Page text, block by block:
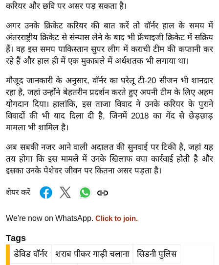
इं
या
सा
हि
ज
ग
त
ऑ
व
र्ल्ड
ज
फ
म
नो
रं
करियर और छवि पर असर पड़ सकता है।
अगर उनके क्रिकेट करियर की बात करें तो वॉर्नर हाल के समय में
अंतरराष्ट्रीय क्रिकेट से संन्यास लेने के बाद भी फ्रेंचाइजी क्रिकेट में सक्रिय
हैं। वह इस समय पाकिस्तान सुपर लीग में कराची टीम की कप्तानी कर
रहे हैं और हाल ही में एक मुकाबले में अर्धशतक भी लगाया था।
मौजूद जानकारी के अनुसार, वॉर्नर का घरेलू टी-20 सीजन भी शानदार
रहा है, जहां उन्होंने बेहतरीन प्रदर्शन करते हुए अपनी टीम के लिए अहम
योगदान दिया। हालांकि, इस ताजा विवाद ने उनके करियर के पुराने
विवादों की भी याद दिला दी है, जिनमें 2018 का गेंद से छेड़छाड़
मामला भी शामिल है।
अब सबकी नजर आने वाली अदालत की सुनवाई पर टिकी है, जहां यह
तय होगा कि इस मामले में उनके खिलाफ क्या कार्रवाई होती है और
इसका उनके पेशेवर जीवन पर कितना असर पड़ता है।
शेयर करें
We're now on WhatsApp. Click to join.
Tags
डेविड वॉर्नर शराब पीकर गाड़ी चलाना सिडनी पुलिस